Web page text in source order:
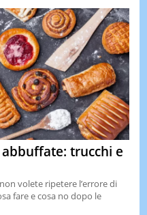
trucchi e
volete ripetere l’errore di
fare e cosa no dopo le